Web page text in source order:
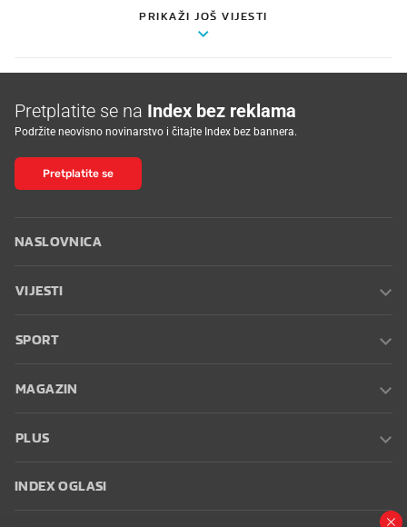
PRIKAŽI JOŠ VIJESTI
Pretplatite se na Index bez reklama
Podržite neovisno novinarstvo i čitajte Index bez bannera.
Pretplatite se
NASLOVNICA
VIJESTI
SPORT
MAGAZIN
PLUS
INDEX OGLASI